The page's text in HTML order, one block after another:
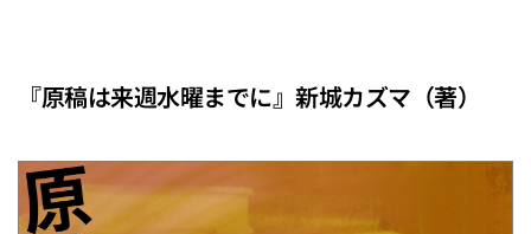
『原稿は来週水曜までに』新城カズマ（著）